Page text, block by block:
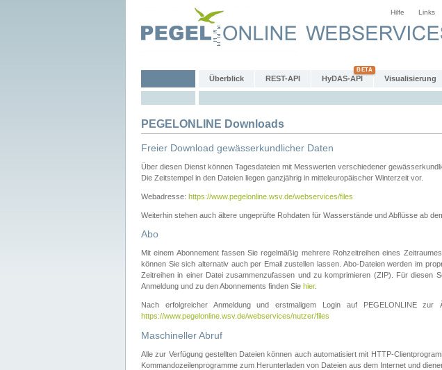
Hilfe Links
Überblick REST-API HyDAS-API Visualisierung
PEGELONLINE Downloads
Freier Download gewässerkundlicher Daten
Über diesen Dienst können Tagesdateien mit Messwerten verschiedener
Die Zeitstempel in den Dateien liegen ganzjährig in mitteleuropäischer Winterzeit vor.
Webadresse: https://www.pegelonline.wsv.de/webservices/files
Weiterhin stehen auch ältere ungeprüfte Rohdaten für Wasserstände und Abflüsse ab
Abo
Mit einem Abonnement fassen Sie regelmäßig mehrere Rohzeitreihen eines
können Sie sich alternativ auch per Email zustellen lassen. Abo-Dateien werden im
Zeitreihen in einer Datei zusammenzufassen und zu komprimieren (ZIP). Für diesen
Anmeldung und zu den Abonnements finden Sie hier.
Nach erfolgreicher Anmeldung und erstmaligem Login auf PEGELONLINE
https://www.pegelonline.wsv.de/webservices/nutzer/files
Maschineller Abruf
Alle zur Verfügung gestellten Dateien können auch automatisiert mit HTTP-
Kommandozeilenprogramme zum Herunterladen von Dateien aus dem Internet und